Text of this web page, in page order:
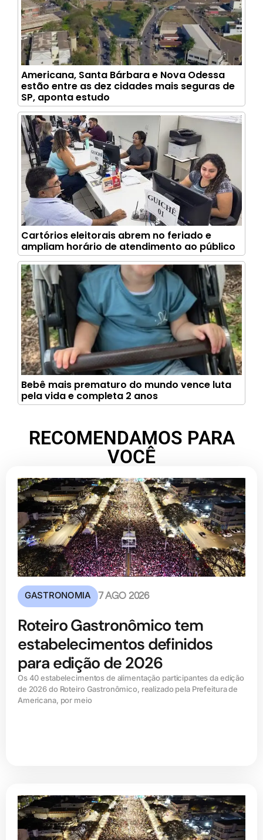
Americana, Santa Bárbara e Nova Odessa
estão entre as dez cidades mais seguras de
SP, aponta estudo
Cartórios eleitorais abrem no feriado e
ampliam horário de atendimento ao público
Bebê mais prematuro do mundo vence luta
pela vida e completa 2 anos
RECOMENDAMOS PARA
VOCÊ
GASTRONOMIA 7 AGO 2026
Roteiro Gastronômico tem
estabelecimentos definidos
para edição de 2026
Os 40 estabelecimentos de alimentação participantes da edição
de 2026 do Roteiro Gastronômico, realizado pela Prefeitura de
Americana, por meio